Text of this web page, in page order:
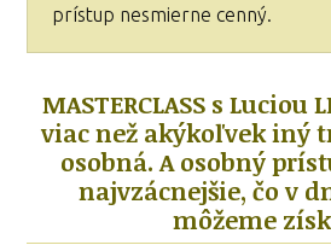
prístup nesmierne cenný.
MASTERCLASS s Luciou
viac než akýkoľvek iný
osobná. A osobný
najvzácnejšie, čo v
môžeme